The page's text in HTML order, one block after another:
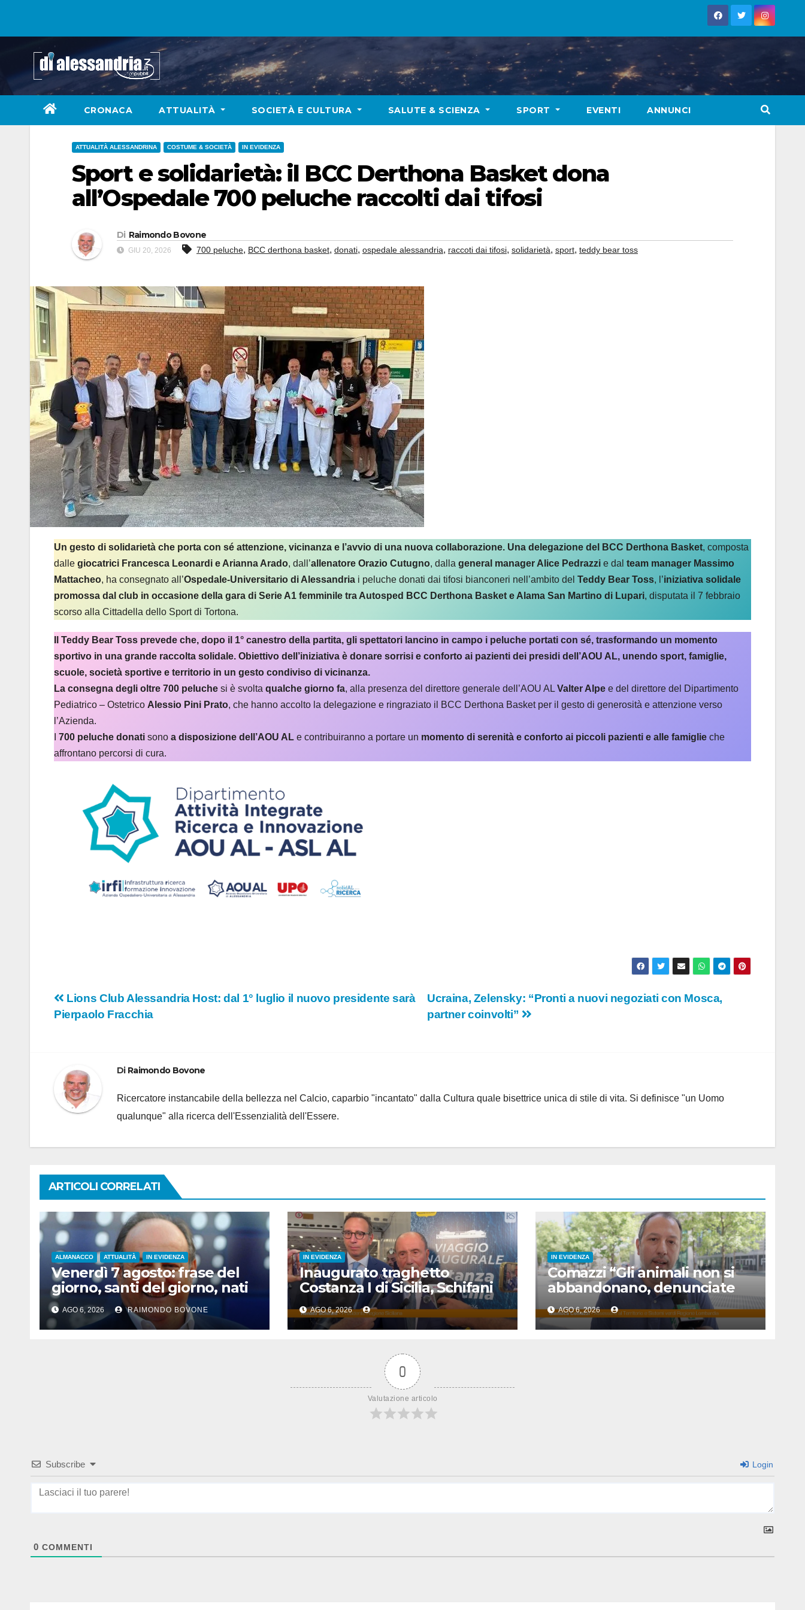
CRONACA ATTUALITÀ SOCIETÀ E CULTURA SALUTE & SCIENZA SPORT EVENTI ANNUNCI
ATTUALITÀ ALESSANDRINA COSTUME & SOCIETÀ IN EVIDENZA
Sport e solidarietà: il BCC Derthona Basket dona
all’Ospedale 700 peluche raccolti dai tifosi
Di Raimondo Bovone
GIU 20, 2026 700 peluche, BCC derthona basket, donati, ospedale alessandria, raccoti dai tifosi, solidarietà, sport, teddy bear toss
Un gesto di solidarietà che porta con sé attenzione, vicinanza e l’avvio di una nuova collaborazione. Una delegazione del BCC Derthona Basket, composta
dalle giocatrici Francesca Leonardi e Arianna Arado, dall’allenatore Orazio Cutugno, dalla general manager Alice Pedrazzi e dal team manager Massimo
Mattacheo, ha consegnato all’Ospedale-Universitario di Alessandria i peluche donati dai tifosi bianconeri nell’ambito del Teddy Bear Toss, l’iniziativa solidale
promossa dal club in occasione della gara di Serie A1 femminile tra Autosped BCC Derthona Basket e Alama San Martino di Lupari, disputata il 7 febbraio
scorso alla Cittadella dello Sport di Tortona.
Il Teddy Bear Toss prevede che, dopo il 1° canestro della partita, gli spettatori lancino in campo i peluche portati con sé, trasformando un momento
sportivo in una grande raccolta solidale. Obiettivo dell’iniziativa è donare sorrisi e conforto ai pazienti dei presidi dell’AOU AL, unendo sport, famiglie,
scuole, società sportive e territorio in un gesto condiviso di vicinanza.
La consegna degli oltre 700 peluche si è svolta qualche giorno fa, alla presenza del direttore generale dell’AOU AL Valter Alpe e del direttore del Dipartimento
Pediatrico – Ostetrico Alessio Pini Prato, che hanno accolto la delegazione e ringraziato il BCC Derthona Basket per il gesto di generosità e attenzione verso
l’Azienda.
700 peluche donati sono a disposizione dell’AOU AL e contribuiranno a portare un momento di serenità e conforto ai piccoli pazienti e alle famiglie che
affrontano percorsi di cura.
Navigazione
articoli
Ucraina, Zelensky: “Pronti a nuovi negoziati con Mosca,
partner coinvolti”
Lions Club Alessandria Host: dal 1° luglio il nuovo presidente sarà
Pierpaolo Fracchia
Di Raimondo Bovone
Ricercatore instancabile della bellezza nel Calcio, caparbio "incantato" dalla Cultura quale bisettrice unica di stile di vita. Si definisce "un Uomo
qualunque" alla ricerca dell'Essenzialità dell'Essere.
ARTICOLI CORRELATI
ALMANACCO ATTUALITÀ IN EVIDENZA
Venerdì 7 agosto: frase del
giorno, santi del giorno, nati
famosi, accadde oggi
AGO 6, 2026 RAIMONDO BOVONE
IN EVIDENZA
Inaugurato traghetto
Costanza I di Sicilia, Schifani
“Mantenuto impegni presi”
AGO 6, 2026
IN EVIDENZA
Comazzi “Gli animali non si
abbandonano, denunciate
chi lo fa”
AGO 6, 2026
0
Valutazione articolo
Subscribe Login
0 COMMENTI